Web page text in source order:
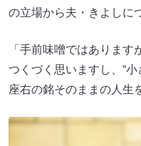
の立場から夫・きよしに
「手前味噌ではありま
つくづく思いますし、“
座右の銘そのままの人生